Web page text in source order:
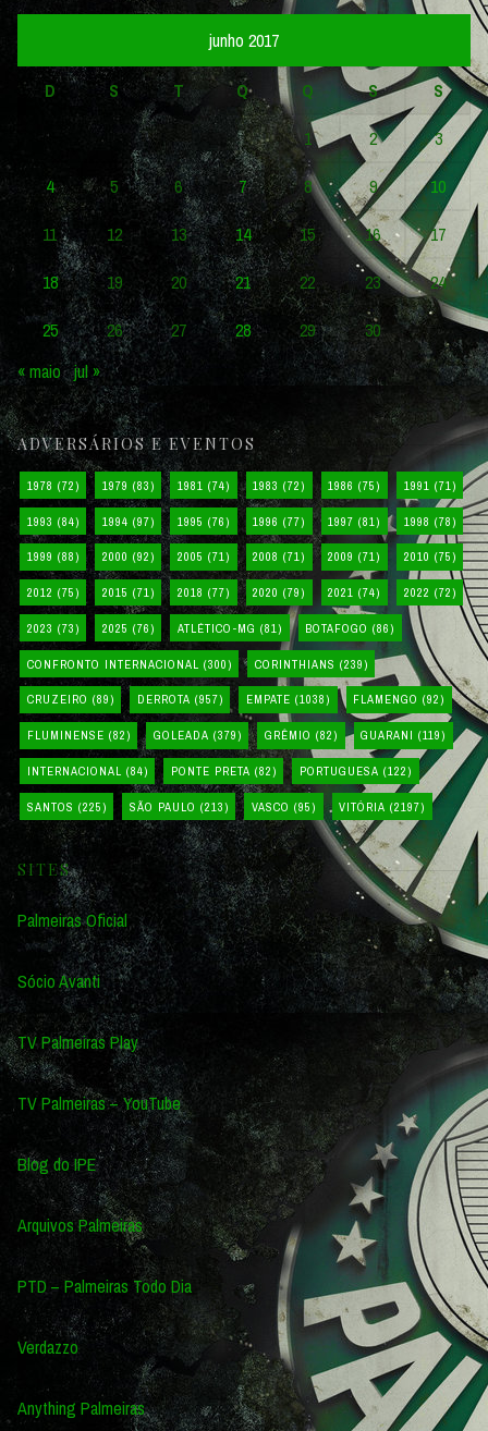
junho 2017
D S T Q Q S
S
1
2
3
4
5 6 7 8 9
10
11
12 13 14 15 16
17
18
19 20 21 22 23
24
25
26 27 28 29
30
« maio jul »
ADVERSÁRIOS E EVENTOS
1978 (72) 1979 (83) 1981 (74) 1983 (72) 1986 (75) 1991 (71)
1993 (84) 1994 (97) 1995 (76) 1996 (77) 1997 (81) 1998 (78)
1999 (88) 2000 (92) 2005 (71) 2008 (71) 2009 (71) 2010 (75)
2012 (75) 2015 (71) 2018 (77) 2020 (79) 2021 (74) 2022 (72)
2023 (73) 2025 (76) ATLÉTICO-MG (81) BOTAFOGO (86)
CONFRONTO INTERNACIONAL (300) CORINTHIANS (239)
CRUZEIRO (89) DERROTA (957) EMPATE (1038) FLAMENGO (92)
FLUMINENSE (82) GOLEADA (379) GRÊMIO (82) GUARANI (119)
INTERNACIONAL (84) PONTE PRETA (82) PORTUGUESA (122)
SANTOS (225) SÃO PAULO (213) VASCO (95) VITÓRIA (2197)
SITES
Palmeiras Oficial
Sócio Avanti
TV Palmeiras Play
TV Palmeiras – YouTube
Blog do IPE
Arquivos Palmeiras
PTD – Palmeiras Todo Dia
Verdazzo
Anything Palmeiras